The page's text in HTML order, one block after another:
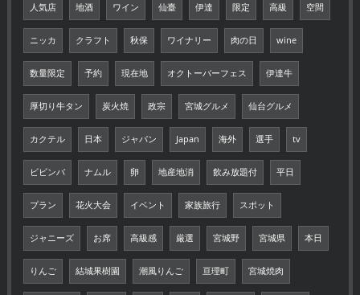
人気店 地酒 ワイン 仙臺 伊達 限定 高級 空間
ニッカ クラフト 秋保 ワイナリー 肉の日 wine
数量限定 予約 現在地 オクトーバーフェス 伊達牛
厚切り牛タン 炭火焼 政宗 宮城グルメ 仙台グルメ
カクテル 日本 ジャパン Japan 海外 選手 tv
ビビンバ ナムル 卵 地産地消 飲み放題付 平日
プラン 花火大会 イベント 家族旅行 スポット
ジャニーズ お席 高級感 厳選 宮城野 宮城県 本日
りんご 結城果樹園 潮風りんご 亘理町 宮城焼肉